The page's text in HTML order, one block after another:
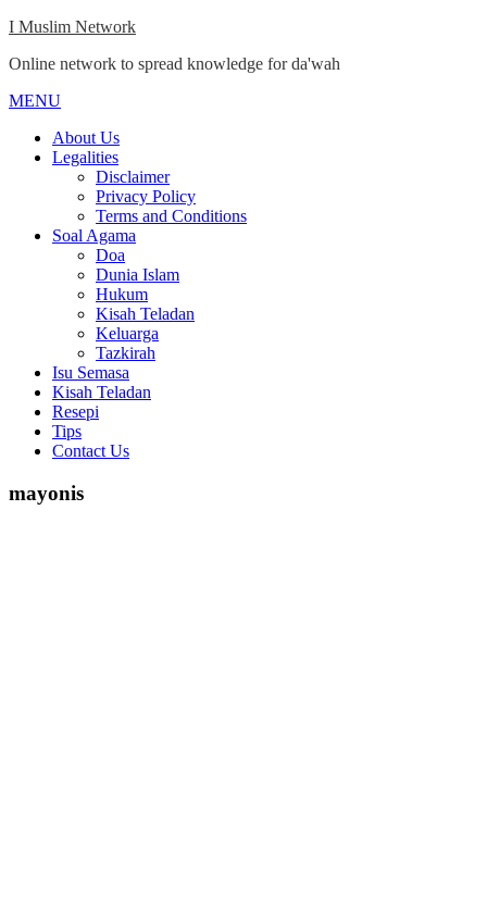
Skip
content
I Muslim Network
Online network to spread knowledge for da'wah
MENU
Menu
About Us
Legalities
Disclaimer
Privacy Policy
Terms and Conditions
Soal Agama
Doa
Dunia Islam
Hukum
Kisah Teladan
Keluarga
Tazkirah
Isu Semasa
Kisah Teladan
Resepi
Tips
Contact Us
mayonis